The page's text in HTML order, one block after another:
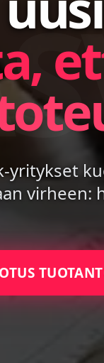
yritykset
virheen: